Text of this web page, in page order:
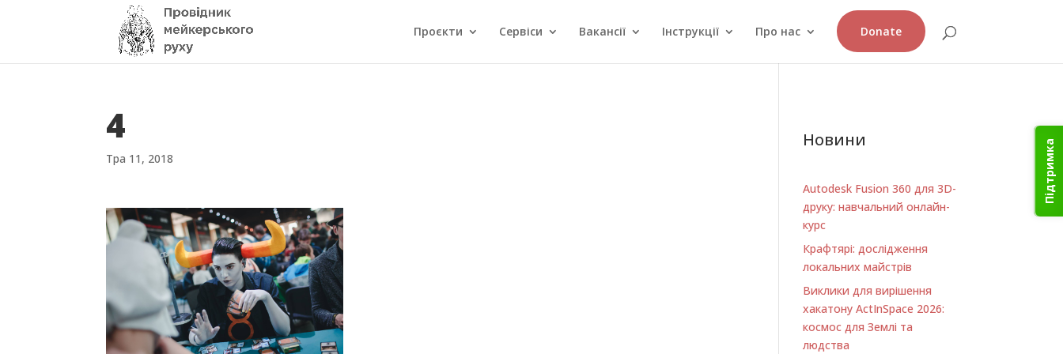
Підтримка
Проєкти Сервіси Вакансії Інструкції Про нас Donate
4
Тра 11, 2018
Новини
Autodesk Fusion 360 для 3D-
друку: навчальний онлайн-
курс
Крафтярі: дослідження
локальних майстрів
Виклики для вирішення
хакатону ActInSpace 2026:
космос для Землі та
людства